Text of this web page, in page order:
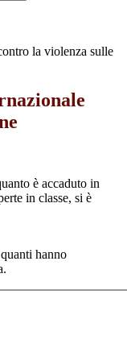
la violenza sulle
è accaduto in
in classe, si è
hanno